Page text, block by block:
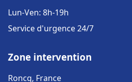
Lun-Ven: 8h-19h
Service d'urgence 24/7
Zone intervention
Roncq, France